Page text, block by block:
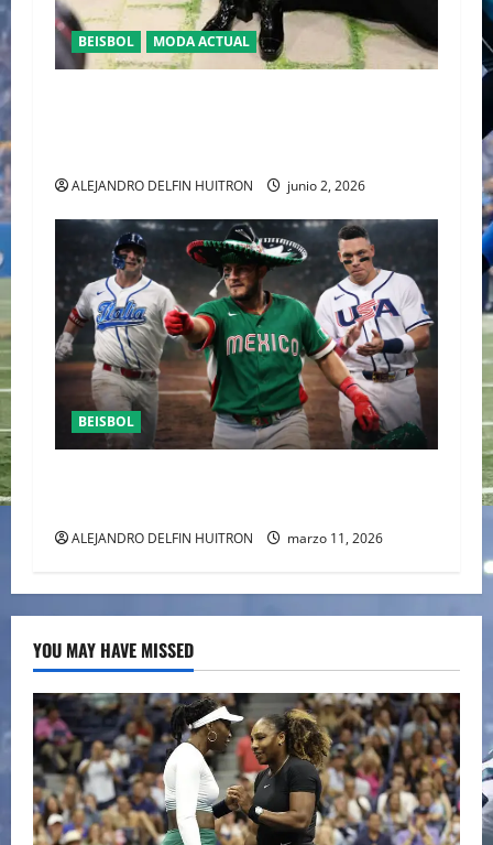
BEISBOL MODA ACTUAL
ALEJANDRO DELFIN HUITRON junio 2, 2026
BEISBOL
ALEJANDRO DELFIN HUITRON marzo 11, 2026
YOU MAY HAVE MISSED